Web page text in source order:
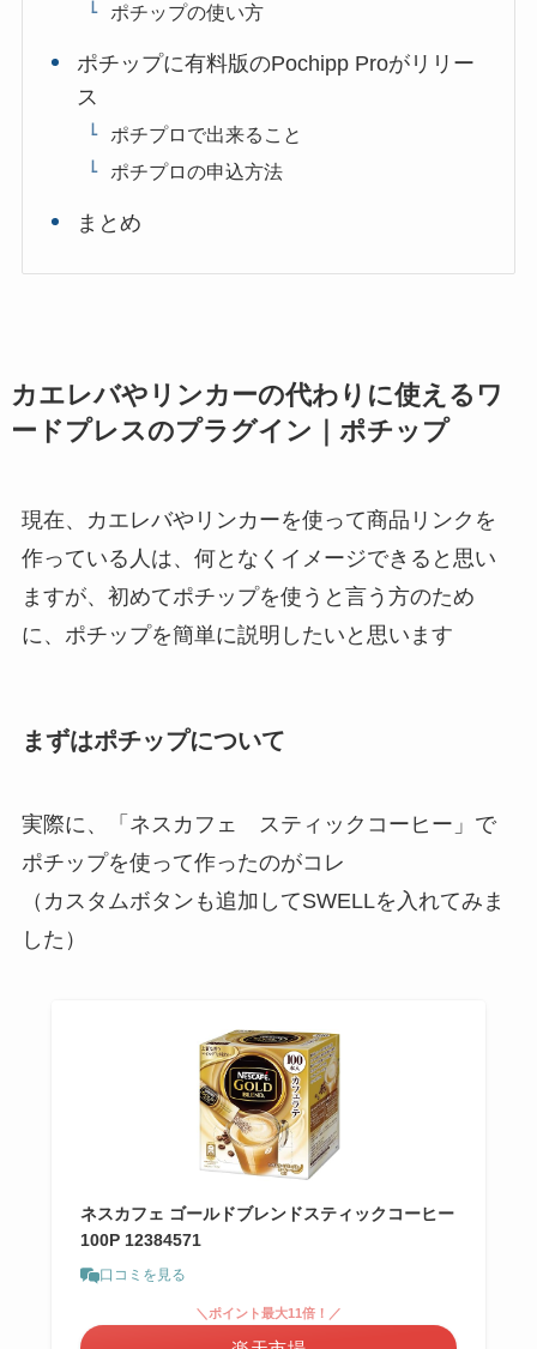
ポチップの使い方
ポチップに有料版のPochipp Proがリリー
ス
ポチプロで出来ること
ポチプロの申込方法
まとめ
カエレバやリンカーの代わりに使えるワ
ードプレスのプラグイン｜ポチップ
現在、カエレバやリンカーを使って商品リンクを
作っている人は、何となくイメージできると思い
ますが、初めてポチップを使うと言う方のため
に、ポチップを簡単に説明したいと思います
まずはポチップについて
実際に、「ネスカフェ スティックコーヒー」で
ポチップを使って作ったのがコレ
（カスタムボタンも追加してSWELLを入れてみま
した）
ネスカフェ ゴールドブレンドスティックコーヒー
100P 12384571
口コミを見る
＼ポイント最大11倍！／